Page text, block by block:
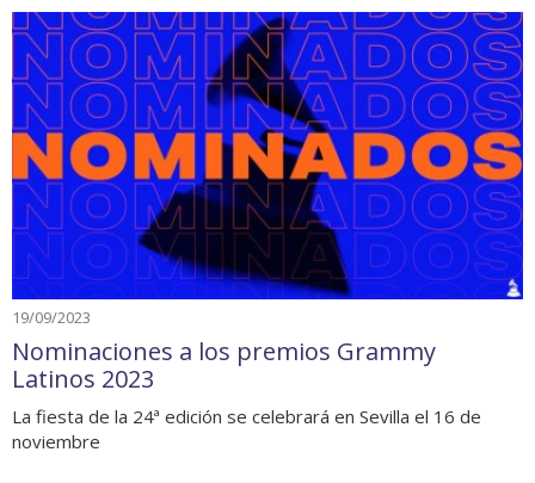
19/09/2023
Nominaciones a los premios Grammy
Latinos 2023
La fiesta de la 24ª edición se celebrará en Sevilla el 16 de
noviembre